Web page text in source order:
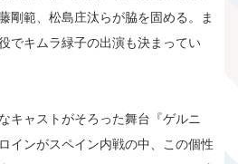
剛範、松島庄汰らが脇を固める。ま
でキムラ緑子の出演も決まってい
キャストがそろった舞台『ゲルニ
インがスペイン内戦の中、この個性